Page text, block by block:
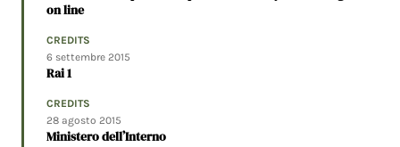
on line
CREDITS
6 settembre 2015
Rai 1
CREDITS
28 agosto 2015
Ministero dell’Interno